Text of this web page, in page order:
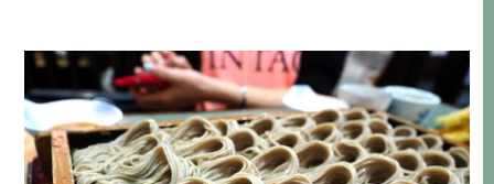
識吧！ 本文目次 「葛切」、「葛餅」到底是什麼？ 叫做
「餅」的 都不是我們所知道的餅 有 […]…